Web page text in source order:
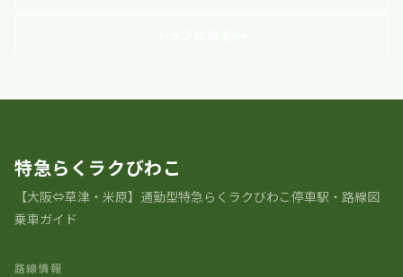
特急らくラクびわこ
【大阪⇔草津・米原】通勤型特急らくラクびわこ停車駅・路線図
乗車ガイド
路線情報